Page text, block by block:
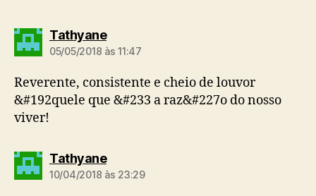
Tathyaned
i
05/05/2018 às 11:47
Reverente, consistente e cheio de louvor
&#192quele que &#233 a raz&#227o do nosso
viver!
Tathyaned
i
10/04/2018 às 23:29